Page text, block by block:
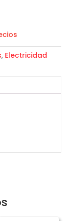
, Electricidad